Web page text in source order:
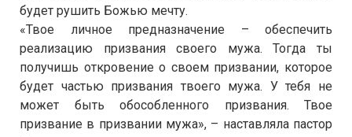
будет рушить Божью мечту.
«Твое личное предназначение – обеспечить
реализацию призвания своего мужа. Тогда ты
получишь откровение о своем призвании, которое
будет частью призвания твоего мужа. У тебя не
может быть обособленного призвания. Твое
призвание в призвании мужа», – наставляла пастор